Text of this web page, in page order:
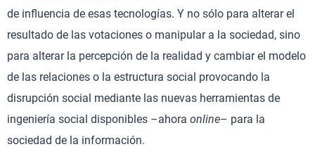
de influencia de esas tecnologías. Y no sólo para alterar el
resultado de las votaciones o manipular a la sociedad, sino
para alterar la percepción de la realidad y cambiar el modelo
de las relaciones o la estructura social provocando la
disrupción social mediante las nuevas herramientas de
ingeniería social disponibles –ahora online– para la
sociedad de la información.